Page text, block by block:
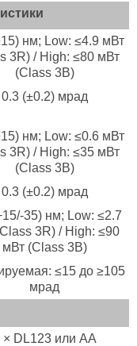
нм; Low: ≤4.9 мВт
3R) / High: ≤80 мВт
(Class 3B)
0.3 (±0.2) мрад
нм; Low: ≤0.6 мВт
3R) / High: ≤35 мВт
(Class 3B)
0.3 (±0.2) мрад
35) нм; Low: ≤2.7
3R) / High: ≤90
мВт (Class 3B)
≤15 до ≥105
мрад
× DL123 или AA